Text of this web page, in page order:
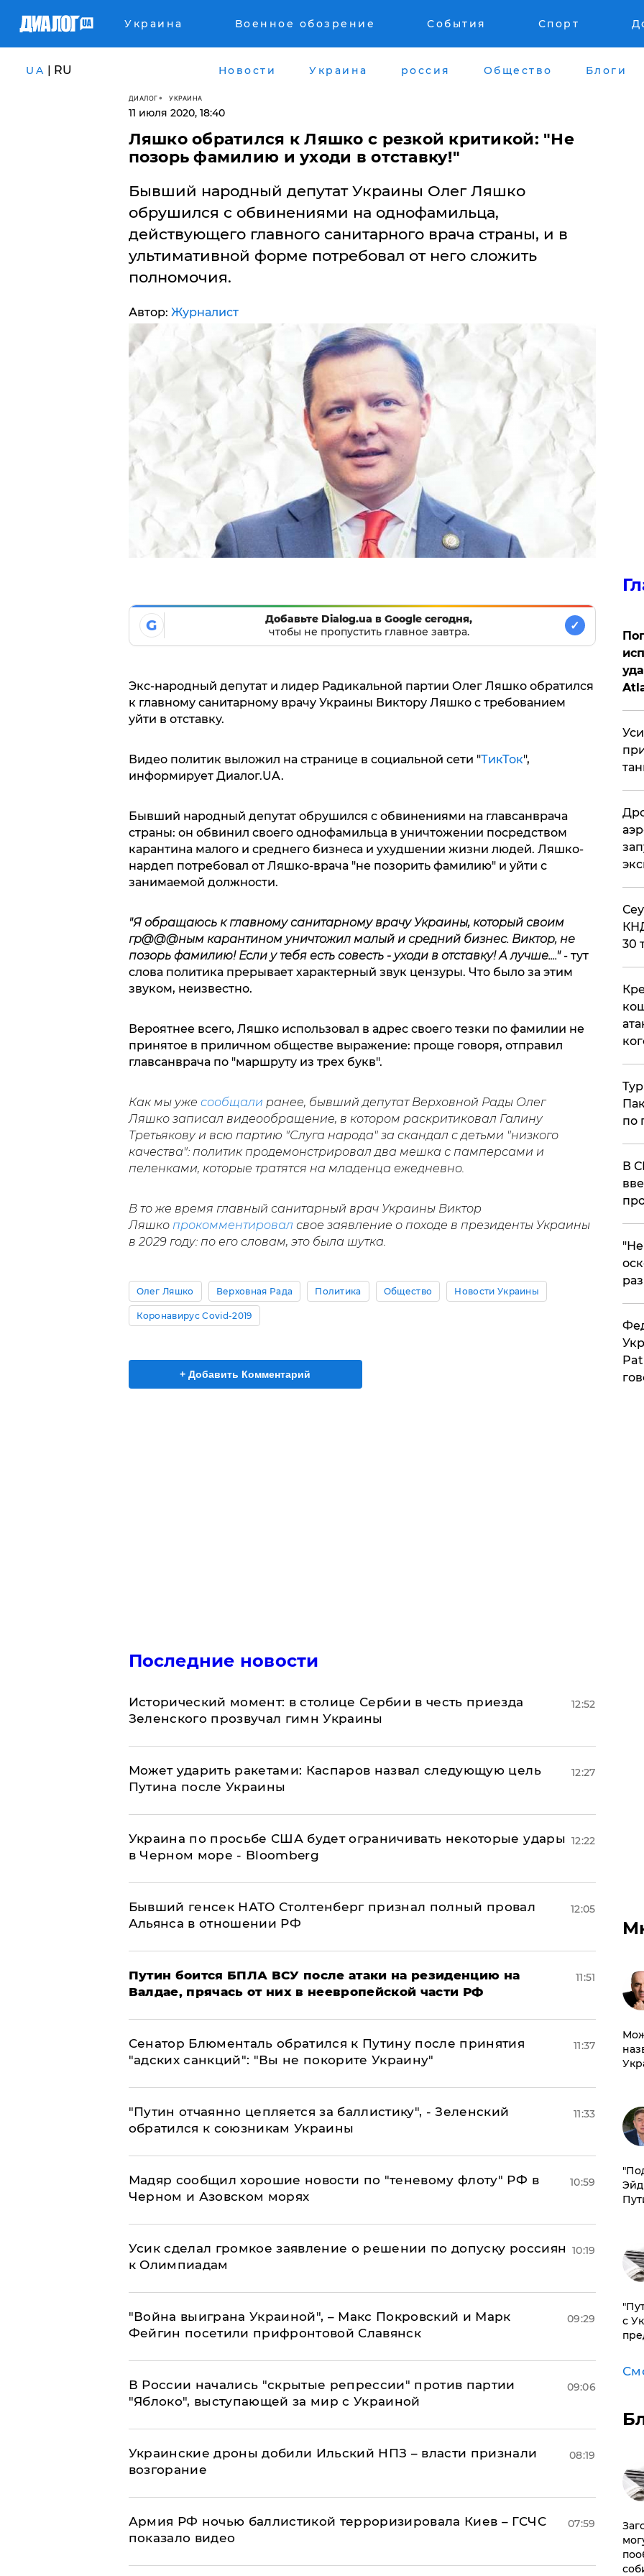
Украина Военное обозрение События Спорт
UA | RU Новости Украина россия Общество Блоги
ДИАЛОГ УКРАИНА
11 июля 2020, 18:40
Ляшко обратился к Ляшко с резкой критикой: "Не
позорь фамилию и уходи в отставку!"
Бывший народный депутат Украины Олег Ляшко
обрушился с обвинениями на однофамильца,
действующего главного санитарного врача страны, и в
ультимативной форме потребовал от него сложить
полномочия.
Автор: Журналист
G
Добавьте Dialog.ua в Google сегодня,
чтобы не пропустить главное завтра.
✓
Экс-народный депутат и лидер Радикальной партии Олег Ляшко обратился
к главному санитарному врачу Украины Виктору Ляшко с требованием
уйти в отставку.
Видео политик выложил на странице в социальной сети "ТикТок",
информирует Диалог.UA.
Бывший народный депутат обрушился с обвинениями на главсанврача
страны: он обвинил своего однофамильца в уничтожении посредством
карантина малого и среднего бизнеса и ухудшении жизни людей. Ляшко-
нардеп потребовал от Ляшко-врача "не позорить фамилию" и уйти с
занимаемой должности.
"Я обращаюсь к главному санитарному врачу Украины, который своим
гр@@@ным карантином уничтожил малый и средний бизнес. Виктор, не
позорь фамилию! Если у тебя есть совесть - уходи в отставку! А лучше...."- тут
слова политика прерывает характерный звук цензуры. Что было за этим
звуком, неизвестно.
Вероятнее всего, Ляшко использовал в адрес своего тезки по фамилии не
принятое в приличном обществе выражение: проще говоря, отправил
главсанврача по "маршруту из трех букв".
Как мы уже сообщали ранее, бывший депутат Верховной Рады Олег
Ляшко записал видеообращение, в котором раскритиковал Галину
Третьякову и всю партию "Слуга народа" за скандал с детьми "низкого
качества": политик продемонстрировал два мешка с памперсами и
пеленками, которые тратятся на младенца ежедневно.
В то же время главный санитарный врач Украины Виктор
Ляшко прокомментировал свое заявление о походе в президенты Украины
в 2029 году: по его словам, это была шутка.
Олег Ляшко Верховная Рада Политика Общество Новости Украины
Коронавирус Covid-2019
+ Добавить Комментарий
Последние новости
Исторический момент: в столице Сербии в честь приезда
Зеленского прозвучал гимн Украины
12:52
Может ударить ракетами: Каспаров назвал следующую цель
Путина после Украины
12:27
Украина по просьбе США будет ограничивать некоторые удары
в Черном море - Bloomberg
12:22
Бывший генсек НАТО Столтенберг признал полный провал
Альянса в отношении РФ
12:05
Путин боится БПЛА ВСУ после атаки на резиденцию на
Валдае, прячась от них в неевропейской части РФ
11:51
Сенатор Блюменталь обратился к Путину после принятия
"адских санкций": "Вы не покорите Украину"
11:37
"Путин отчаянно цепляется за баллистику", - Зеленский
обратился к союзникам Украины
11:33
Мадяр сообщил хорошие новости по "теневому флоту" РФ в
Черном и Азовском морях
10:59
Усик сделал громкое заявление о решении по допуску россиян
к Олимпиадам
10:19
"Война выиграна Украиной", – Макс Покровский и Марк
Фейгин посетили прифронтовой Славянск
09:29
В России начались "скрытые репрессии" против партии
"Яблоко", выступающей за мир с Украиной
09:06
Украинские дроны добили Ильский НПЗ – власти признали
возгорание
08:19
Армия РФ ночью баллистикой терроризировала Киев – ГСЧС
показало видео
07:59
30
по
В
с